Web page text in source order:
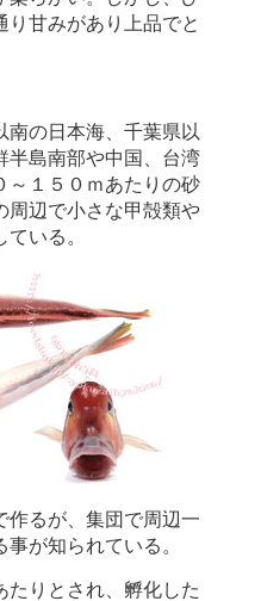
り甘みがあり上品でと
の日本海、千葉県以
半島南部や中国、台湾
～１５０ｍあたりの砂
周辺で小さな甲殻類や
いる。
るが、集団で周辺一
が知られている。
りとされ、孵化した